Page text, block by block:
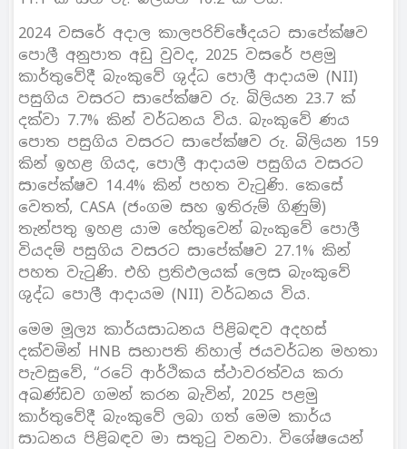
2024 වසරේ අදාල කාලපරිච්ඡේදයට සාපේක්ෂව
පොලී අනුපාත අඩු වුවද, 2025 වසරේ පළමු
කාර්තුවේදී බැංකුවේ ශුද්ධ පොලී ආදායම (NII)
පසුගිය වසරට සාපේක්ෂව රු. බිලියන 23.7 ක්
දක්වා 7.7% කින් වර්ධනය විය. බැංකුවේ ණය
පොත පසුගිය වසරට සාපේක්ෂව රු. බිලියන 159
කින් ඉහළ ගියද, පොලී ආදායම පසුගිය වසරට
සාපේක්ෂව 14.4% කින් පහත වැටුණි. කෙසේ
වෙතත්, CASA (ජංගම සහ ඉතිරුම් ගිණුම්)
තැන්පතු ඉහළ යාම හේතුවෙන් බැංකුවේ පොලී
වියදම් පසුගිය වසරට සාපේක්ෂව 27.1% කින්
පහත වැටුණි. එහි ප්‍රතිඵලයක් ලෙස බැංකුවේ
ශුද්ධ පොලී ආදායම (NII) වර්ධනය විය.
මෙම මූල්‍ය කාර්යසාධනය පිළිබඳව අදහස්
දක්වමින් HNB සභාපති නිහාල් ජයවර්ධන මහතා
පැවසුවේ, “රටේ ආර්ථිකය ස්ථාවරත්වය කරා
අඛණ්ඩව ගමන් කරන බැවින්, 2025 පළමු
කාර්තුවේදී බැංකුවේ ලබා ගත් මෙම කාර්ය
සාධනය පිළිබඳව මා සතුටු වනවා. විශේෂයෙන්